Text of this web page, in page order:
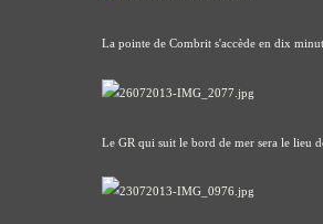
La pointe de Combrit s'accède en dix
Le GR qui suit le bord de mer sera le lieu